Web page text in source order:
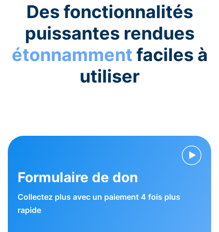
Des fonctionnalités
puissantes rendues
étonnamment faciles à
utiliser
Formulaire de don
Collectez plus avec un paiement 4 fois plus
rapide